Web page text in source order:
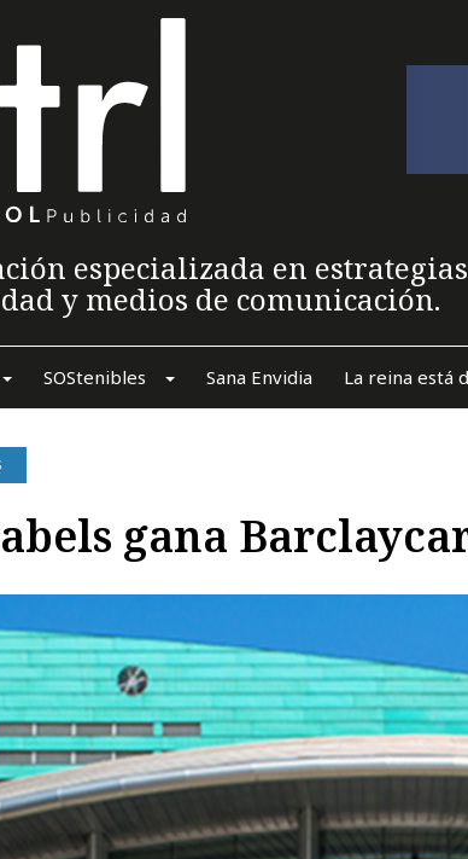
especializada en
y medios de comunicación.
SOStenibles Sana Envidia La reina está
gana